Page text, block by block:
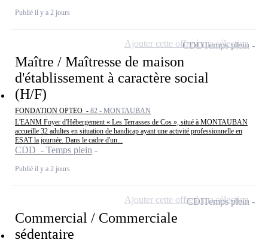
Publié il y a 2 jours
Maître / Maîtresse de maison
d'établissement à caractère social
(H/F)
FONDATION OPTEO - 82 - MONTAUBAN
L'EANM Foyer d'Hébergement « Les Terrasses de Cos », situé à MONTAUBAN
accueille 32 adultes en situation de handicap ayant une activité professionnelle en
ESAT la journée. Dans le cadre d'un...
CDD - Temps plein
Publié il y a 2 jours
CDDTemps plein
Ajouter cette offre à ma sélection
Commercial / Commerciale
sédentaire
CDITemps plein
Ajouter cette offre à ma sélection